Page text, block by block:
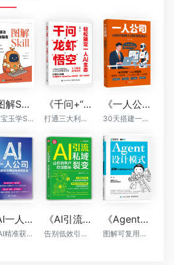
《图解Skill：AI提效实战指南》
跟着宝玉学Skill，让你的AI自动出活
《千问+“龙虾”+“悟空”：轻松搞定一人AI生态》
打通三大利器，千问提示词，OpenClaw自动执行，“悟空”全能落地
《一人公司：AI时代普通人的财富新风口》
30天搭建一人公司框架
《AI一人公司：128种商业模式与盈利实操》
8种AI精准获客方法+全程运营辅助，让你一个人活成一支团队
《AI引流私域裂变：让你的客户持续增长》
告别低效引流，AI帮你轻松实现裂变
《Agent设计模式》
图解可复用智能体架构